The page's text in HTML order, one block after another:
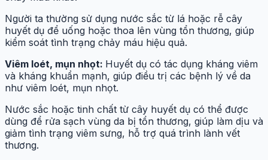
Người ta thường sử dụng nước sắc từ lá hoặc rễ cây
huyết dụ để uống hoặc thoa lên vùng tổn thương, giúp
kiểm soát tình trạng chảy máu hiệu quả.
Viêm loét, mụn nhọt: Huyết dụ có tác dụng kháng viêm
và kháng khuẩn mạnh, giúp điều trị các bệnh lý về da
như viêm loét, mụn nhọt.
Nước sắc hoặc tinh chất từ cây huyết dụ có thể được
dùng để rửa sạch vùng da bị tổn thương, giúp làm dịu và
giảm tình trạng viêm sưng, hỗ trợ quá trình lành vết
thương.